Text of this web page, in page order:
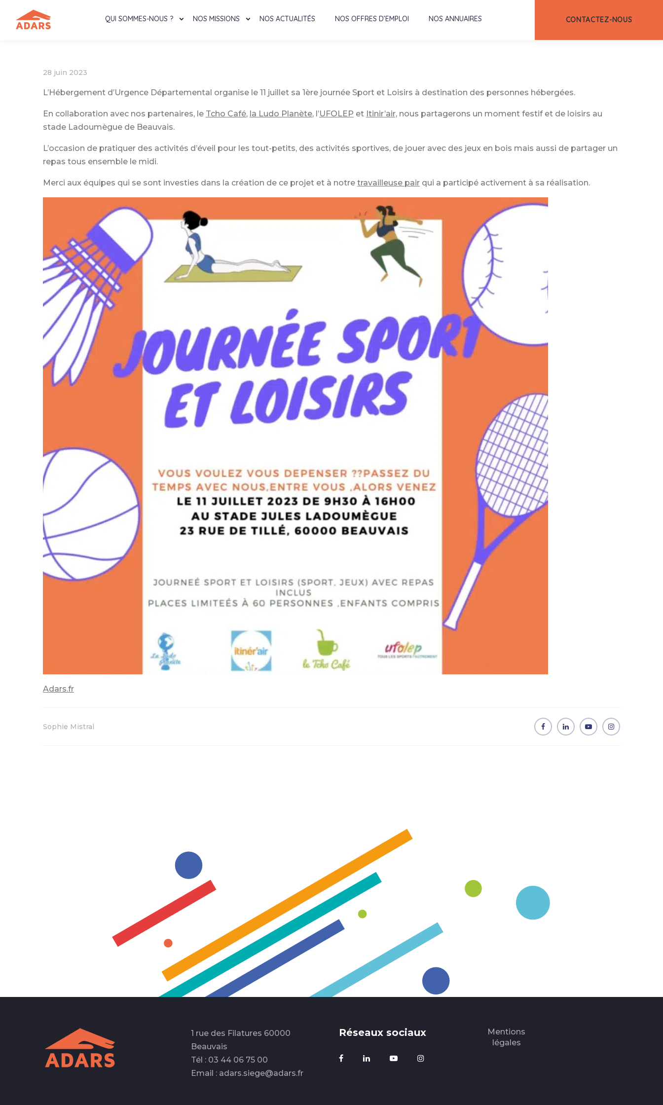
QUI SOMMES-NOUS ? NOS MISSIONS NOS ACTUALITÉS NOS OFFRES D’EMPLOI NOS ANNUAIRES CONTACTEZ-NOUS
28 juin 2023
L’Hébergement d’Urgence Départemental organise le 11 juillet sa 1ère journée Sport et Loisirs à destination des personnes hébergées.
En collaboration avec nos partenaires, le Tcho Café, la Ludo Planète, l’UFOLEP et Itinir’air, nous partagerons un moment festif et de loisirs au
stade Ladoumègue de Beauvais.
L’occasion de pratiquer des activités d’éveil pour les tout-petits, des activités sportives, de jouer avec des jeux en bois mais aussi de partager un
repas tous ensemble le midi.
Merci aux équipes qui se sont investies dans la création de ce projet et à notre travailleuse pair qui a participé activement à sa réalisation.
Adars.fr
Sophie Mistral
1 rue des Filatures 60000
Beauvais
Tél : 03 44 06 75 00
Email : adars.siege@adars.fr
Réseaux sociaux
Mentions
légales